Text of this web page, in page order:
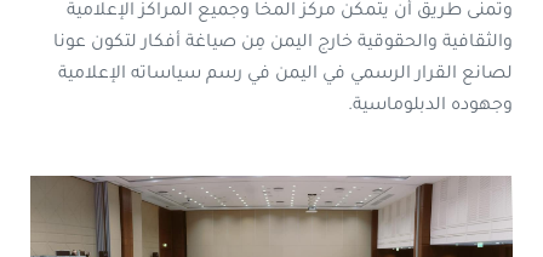
وتمنى طريق أن يتمكَّن مركز المخا وجميع المراكز الإعلامية
والثقافية والحقوقية خارج اليمن مِن صياغة أفكار لتكون عونا
لصانع القرار الرسمي في اليمن في رسم سياساته الإعلامية
وجهوده الدبلوماسية.